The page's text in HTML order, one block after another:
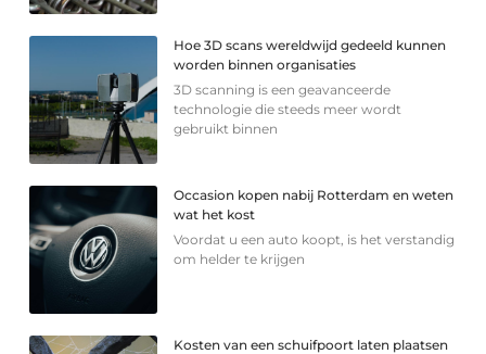
Hoe 3D scans wereldwijd gedeeld kunnen
worden binnen organisaties
3D scanning is een geavanceerde
technologie die steeds meer wordt
gebruikt binnen
Occasion kopen nabij Rotterdam en weten
wat het kost
Voordat u een auto koopt, is het verstandig
om helder te krijgen
Kosten van een schuifpoort laten plaatsen